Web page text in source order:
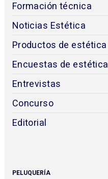
Formación técnica
Noticias Estética
Productos de estética
Encuestas de estética
Entrevistas
Concurso
Editorial
PELUQUERÍA